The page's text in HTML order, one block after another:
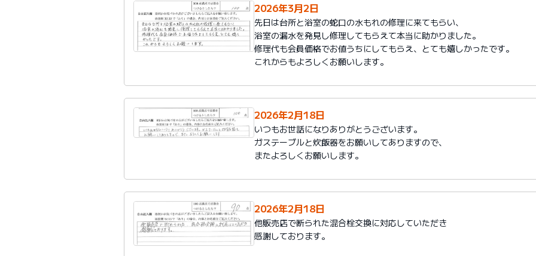
2026年3月2日
先日は台所と浴室の蛇口の水もれの修理に来てもらい、
浴室の漏水を発見し修理してもらえて本当に助かりました。
修理代も会員価格でお値うちにしてもらえ、とても嬉しかったです。
これからもよろしくお願いします。
2026年2月18日
いつもお世話になりありがとうございます。
ガステーブルと炊飯器をお願いしてありますので、
またよろしくお願いします。
2026年2月18日
他販売店で断られた混合栓交換に対応していただき
感謝しております。